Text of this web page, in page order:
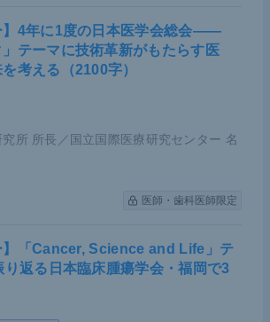
】4年に1度の日本医学会総会――
」テーマに技術革新がもたらす医
考える（2100字）
所 所長／国立国際医療研究センター 名
医師・歯科医師限定
】「Cancer, Science and Life」テ
り返る日本臨床腫瘍学会・福岡で3